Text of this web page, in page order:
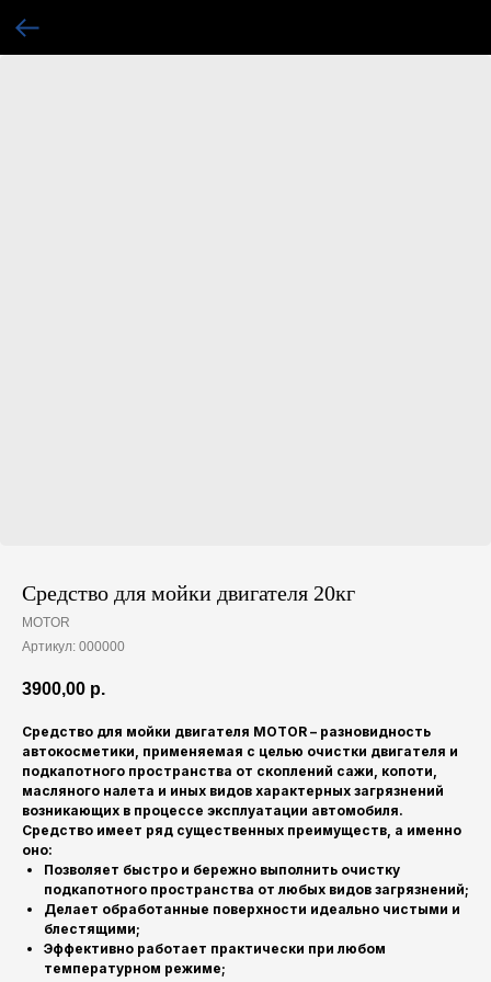
Средство для мойки двигателя 20кг
MOTOR
Артикул: 000000
3900,00 р.
Средство для мойки двигателя MOTOR – разновидность
автокосметики, применяемая с целью очистки двигателя и
подкапотного пространства от скоплений сажи, копоти,
масляного налета и иных видов характерных загрязнений
возникающих в процессе эксплуатации автомобиля.
Средство имеет ряд существенных преимуществ, а именно
оно:
Позволяет быстро и бережно выполнить очистку
подкапотного пространства от любых видов загрязнений;
Делает обработанные поверхности идеально чистыми и
блестящими;
Эффективно работает практически при любом
температурном режиме;